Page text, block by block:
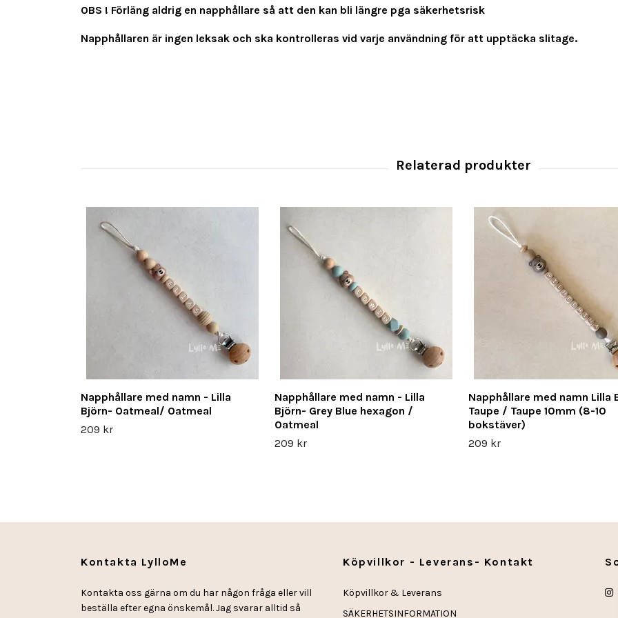
OBS ! Förläng aldrig en napphållare så att den kan bli längre pga säkerhetsrisk
Napphållaren är ingen leksak och ska kontrolleras vid varje användning för att upptäcka slitage.
Napphållare med namn - Lilla
Björn- Oatmeal/ Oatmeal
209 kr
Napphållare med namn - Lilla
Björn- Grey Blue hexagon /
Oatmeal
209 kr
Napphållare med namn Lilla
Taupe / Taupe 10mm (8-10
bokstäver)
209 kr
Kontakta LylloMe
Kontakta oss gärna om du har någon fråga eller vill
beställa efter egna önskemål. Jag svarar alltid så
Köpvillkor - Leverans- Kontakt
Köpvillkor & Leverans
SÄKERHETSINFORMATION